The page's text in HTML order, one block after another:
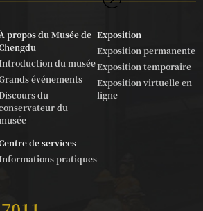
À propos du Musée de
du musée
événements
du
du
Exposition
Exposition permanente
Exposition temporaire
Exposition virtuelle en
ligne
de services
pratiques